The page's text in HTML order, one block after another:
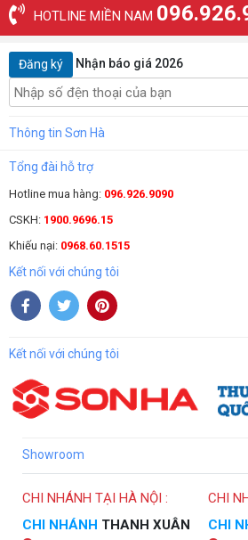
HOTLINE MIỀN NAM
Đăng ký Nhận báo giá 2026
Thông tin Sơn Hà
Tổng đài hỗ trợ
Hotline mua hàng: 096.926.9090
CSKH: 1900.9696.15
Khiếu nại: 0968.60.1515
Kết nối với chúng tôi
Kết nối với chúng tôi
Showroom
CHI NHÁNH TẠI HÀ NỘI :
CHI NHÁNH THANH XUÂN
CHI
CHI